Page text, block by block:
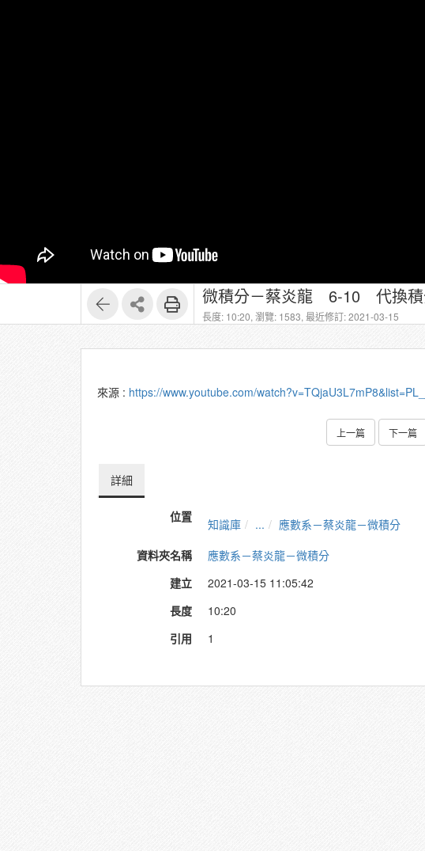
微積分－蔡炎龍 6-10 代換積
長度: 10:20, 瀏覽: 1583, 最近修訂: 2021-03-15
來源 : https://www.youtube.com/
上一篇 下一篇
詳細
位置 知識庫 ...
應數系－蔡炎龍－微積分
資料夾名稱
應數系－蔡炎龍－微積分
建立
2021-03-15 11:05:42
長度
10:20
引用
1